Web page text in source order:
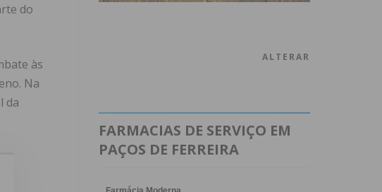
do
às
Na
da
ALTERAR
FARMACIAS DE SERVIÇO EM
PAÇOS DE FERREIRA